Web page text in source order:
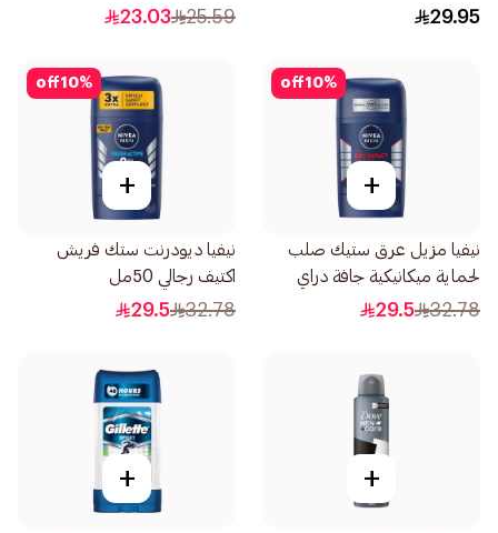
29.95
50مل
25.59
23.03
10%
off
+
نيفيا مزيل عرق ستيك صلب
لحماية ميكانيكية جافة دراي
إمباكت 50مل
32.78
29.5
10%
off
+
نيفيا ديودرنت ستك فريش
اكتيف رجالي 50مل
32.78
29.5
+
+